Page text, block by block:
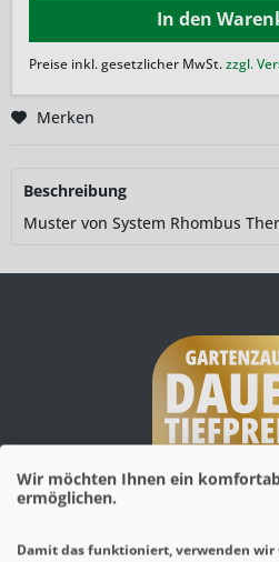
In den
Preise inkl. gesetzlicher MwSt.zzgl.
Merken
Beschreibung
Muster von System Rhombus
Wir möchten Ihnen ein
ermöglichen.
Damit das funktioniert, verwenden wir